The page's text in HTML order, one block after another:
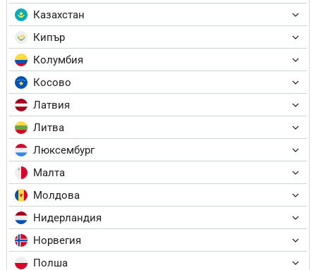
Казахстан
Кипър
Колумбия
Косово
Латвия
Литва
Люксембург
Малта
Молдова
Нидерландия
Норвегия
Полша